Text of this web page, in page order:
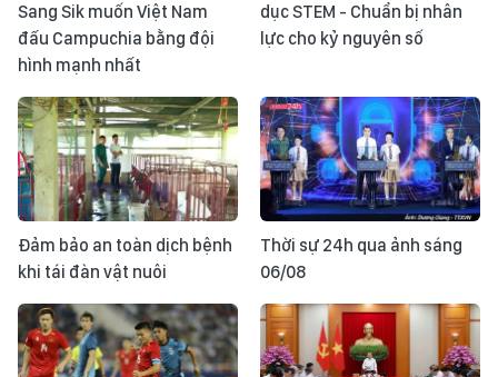
Sang Sik muốn Việt Nam
đấu Campuchia bằng đội
hình mạnh nhất
dục STEM - Chuẩn bị nhân
lực cho kỷ nguyên số
Đảm bảo an toàn dịch bệnh
khi tái đàn vật nuôi
Thời sự 24h qua ảnh sáng
06/08